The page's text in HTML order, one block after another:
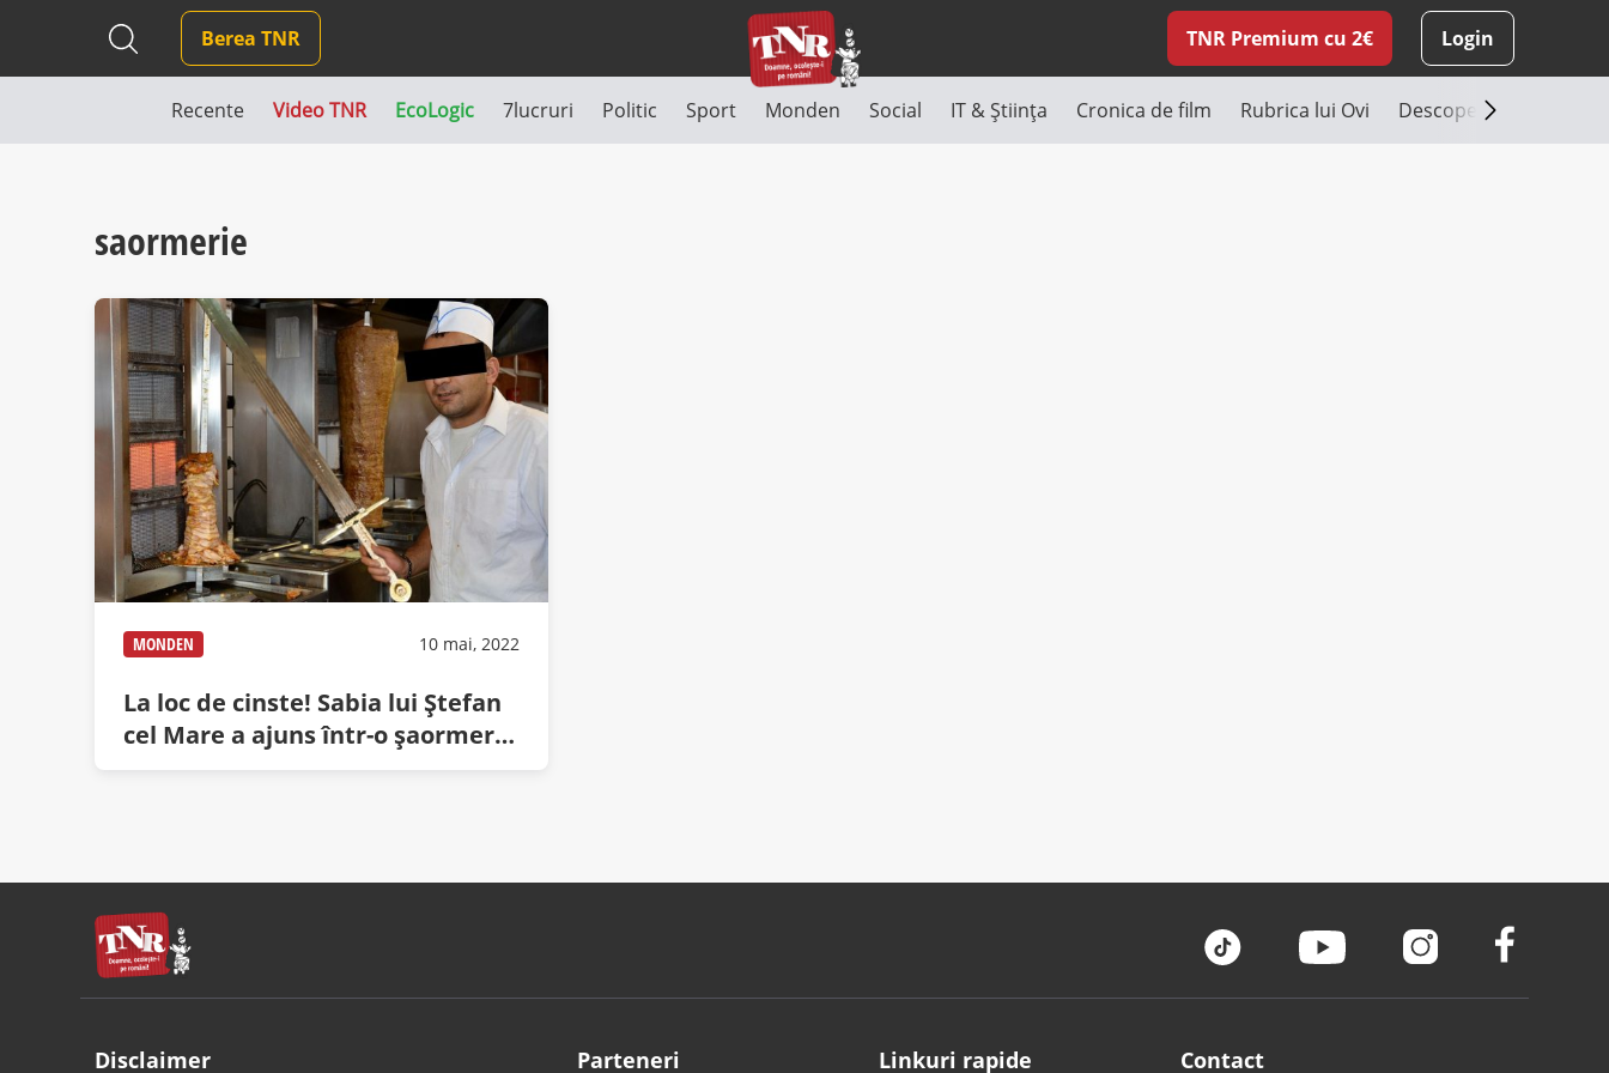
Berea TNR TNR Premium cu 2€ Login
Recente Video TNR EcoLogic 7lucruri Politic Sport Monden Social IT & Știința Cronica de film Rubrica lui Ovi Descoperă România
saormerie
MONDEN 10 mai, 2022
La loc de cinste! Sabia lui Ștefan
cel Mare a ajuns într-o șaormerie
din Istanbul
Disclaimer Parteneri Linkuri rapide Contact